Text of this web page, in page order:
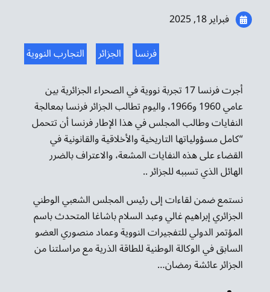
فبراير 18, 2025
التجارب النووية
الجزائر
فرنسا
أجرت فرنسا 17 تجربة نووية في الصحراء الجزائرية بين
عامي 1960 و1966، واليوم تطالب الجزائر فرنسا بمعالجة
النفايات وطالب المجلس في هذا الإطار فرنسا أن تتحمل
“كامل مسؤولياتها التاريخية والأخلاقية والقانونية في
القضاء على هذه النفايات المشعة، والاعتراف بالضرر
الهائل الذي تسببه للجزائر ..
نستمع ضمن لقاءات إلى رئيس المجلس الشعبي الوطني
الجزائري إبراهيم غالي وعبد السلام باشاغا المتحدث باسم
المؤتمر الدولي للتفجيرات النووية وعماد منصوري العضو
السابق في الوكالة الوطنية للطاقة الذرية مع مراسلتنا من
الجزائر عائشة رمضان…